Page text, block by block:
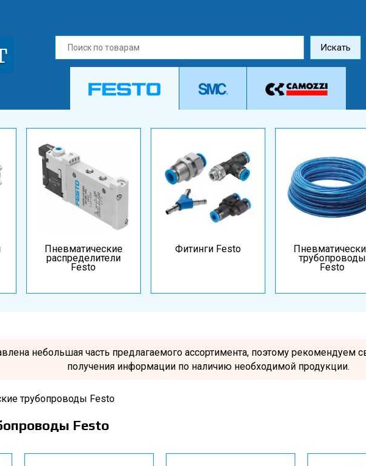
Искать
Пневматические
распределители
Festo
Фитинги Festo
трубопроводы
Festo
небольшая часть предлагаемого ассортимента, поэтому
получения информации по наличию необходимой продукции.
трубопроводы Festo
Festo